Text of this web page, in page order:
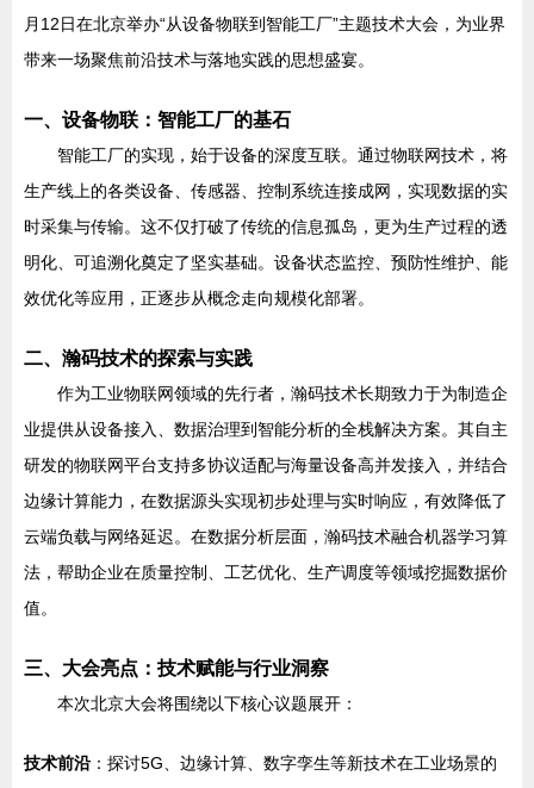
月12日在北京举办“从设备物联到智能工厂”主题技术大会，为业界
带来一场聚焦前沿技术与落地实践的思想盛宴。
一、设备物联：智能工厂的基石
智能工厂的实现，始于设备的深度互联。通过物联网技术，将
生产线上的各类设备、传感器、控制系统连接成网，实现数据的实
时采集与传输。这不仅打破了传统的信息孤岛，更为生产过程的透
明化、可追溯化奠定了坚实基础。设备状态监控、预防性维护、能
效优化等应用，正逐步从概念走向规模化部署。
二、瀚码技术的探索与实践
作为工业物联网领域的先行者，瀚码技术长期致力于为制造企
业提供从设备接入、数据治理到智能分析的全栈解决方案。其自主
研发的物联网平台支持多协议适配与海量设备高并发接入，并结合
边缘计算能力，在数据源头实现初步处理与实时响应，有效降低了
云端负载与网络延迟。在数据分析层面，瀚码技术融合机器学习算
法，帮助企业在质量控制、工艺优化、生产调度等领域挖掘数据价
值。
三、大会亮点：技术赋能与行业洞察
本次北京大会将围绕以下核心议题展开：
技术前沿：探讨5G、边缘计算、数字孪生等新技术在工业场景的